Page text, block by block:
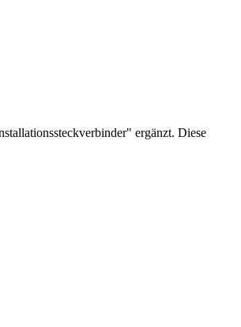
ergänzt. Diese